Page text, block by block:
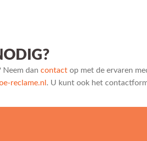
dan contact op met de ervaren
reclame.nl . U kunt ook het